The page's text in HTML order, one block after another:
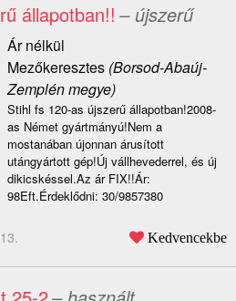
állapotban!! – újszerű
Ár nélkül
Mezőkeresztes(Borsod-Abaúj-
Zemplén megye)
Stihl fs 120-as újszerű állapotban!2008-
as Német gyártmányú!Nem a
mostanában újonnan árusított
utángyártott gép!Új vállhevederrel, és új
dikicskéssel.Az ár FIX!!Ár:
98Eft.Érdeklődni: 30/9857380
Kedvencekbe